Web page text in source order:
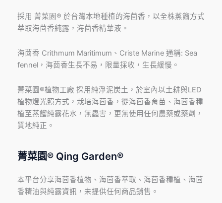
採用 菁菜園® 於台灣本地種植的海茴香，以全株蒸餾方式
萃取海茴香純露，海茴香精華液。
海茴香 Crithmum Maritimum、Criste Marine 通稱: Sea
fennel，海茴香生長不易，限量採收，生長緩慢。
菁菜園®植物工廠 採用純淨泥炭土，於室內以土耕與LED
植物燈光照方式，栽培海茴香，從海茴香育苗、海茴香種
植至蒸餾純露花水，無蟲害，更無使用任何農藥或藥劑，
質地純正。
菁菜園® Qing Garden®
本平台分享海茴香植物、海茴香萃取、海茴香種植、海茴
香精油與純露資訊，未提供任何商品銷售。